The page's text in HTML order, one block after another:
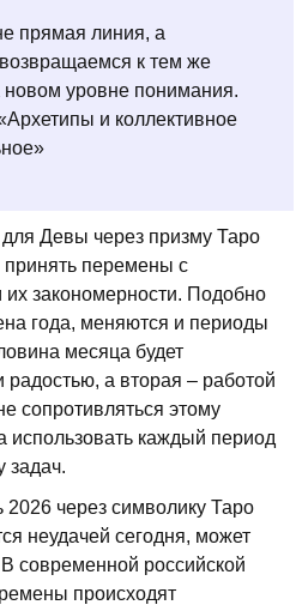
прямая линия, а
к тем же
новом уровне понимания.
и коллективное
Девы через призму Таро
принять перемены с
закономерности. Подобно
года, меняются и периоды
месяца будет
радостью, а вторая – работой
сопротивляться этому
использовать каждый период
задач.
через символику Таро
неудачей сегодня, может
В современной российской
происходят